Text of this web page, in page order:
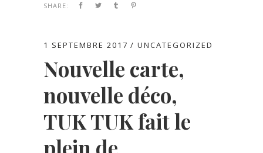
SHARE:
1 SEPTEMBRE 2017 UNCATEGORIZED
Nouvelle carte,
nouvelle déco,
TUK TUK fait le
plein de